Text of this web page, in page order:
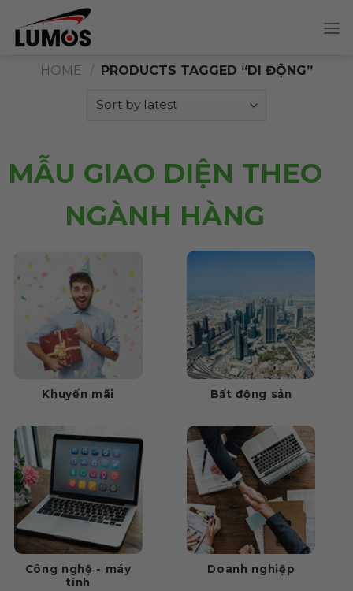
content
HOME
/ PRODUCTS TAGGED “DI ĐỘNG”
MẪU GIAO DIỆN THEO
NGÀNH HÀNG
Khuyến mãi Bất động sản
Công nghệ - máy
tính
Doanh nghiệp